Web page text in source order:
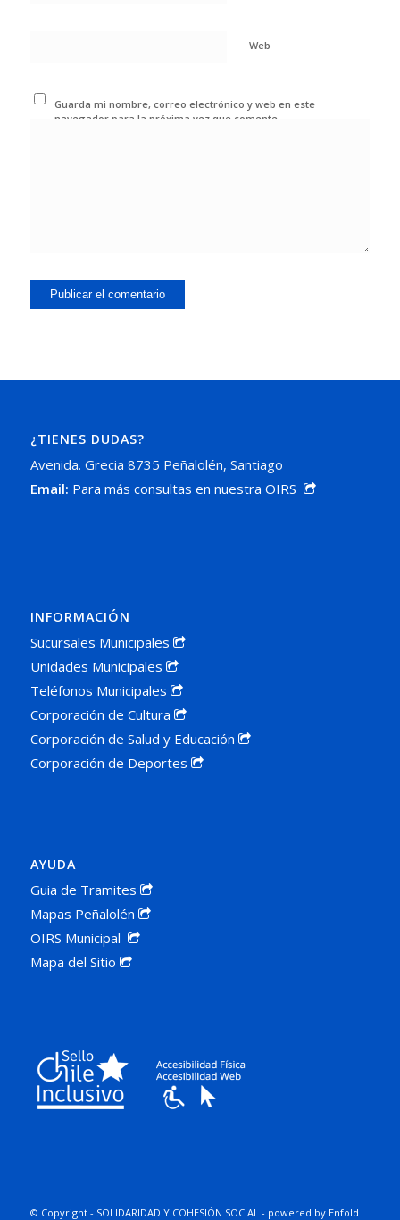
Web
Guarda mi nombre, correo electrónico y web en este
navegador para la próxima vez que comente.
¿TIENES DUDAS?
Avenida. Grecia 8735 Peñalolén, Santiago
Email: Para más consultas en nuestra OIRS
INFORMACIÓN
Sucursales Municipales
Unidades Municipales
Teléfonos Municipales
Corporación de Cultura
Corporación de Salud y Educación
Corporación de Deportes
AYUDA
Guia de Tramites
Mapas Peñalolén
OIRS Municipal
Mapa del Sitio
© Copyright - SOLIDARIDAD Y COHESIÓN SOCIAL - powered by Enfold